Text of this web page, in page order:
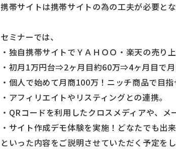
携帯サイトは携帯サイトの為の工夫が必要とな
セミナーでは、
・独自携帯サイトでＹＡＨＯＯ・楽天の売り
・初月1万円台⇒2ヶ月目約60万⇒4ヶ月目で月
・個人で始めて月商100万！ニッチ商品で目指
・アフィリエイトやリスティングとの連携。
・QRコードを利用したクロスメディアや、メ
・サイト作成デモ体験を実施！どなたでも出
といった内容をご説明させていただく予定をし